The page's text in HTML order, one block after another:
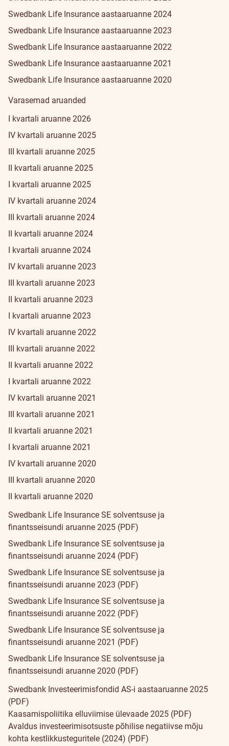
Swedbank Life Insurance aastaaruanne 2024
Swedbank Life Insurance aastaaruanne 2023
Swedbank Life Insurance aastaaruanne 2022
Swedbank Life Insurance aastaaruanne 2021
Swedbank Life Insurance aastaaruanne 2020
Varasemad aruanded
I kvartali aruanne 2026
IV kvartali aruanne 2025
III kvartali aruanne 2025
II kvartali aruanne 2025
I kvartali aruanne 2025
IV kvartali aruanne 2024
III kvartali aruanne 2024
II kvartali aruanne 2024
I kvartali aruanne 2024
IV kvartali aruanne 2023
III kvartali aruanne 2023
II kvartali aruanne 2023
I kvartali aruanne 2023
IV kvartali aruanne 2022
III kvartali aruanne 2022
II kvartali aruanne 2022
I kvartali aruanne 2022
IV kvartali aruanne 2021
III kvartali aruanne 2021
II kvartali aruanne 2021
I kvartali aruanne 2021
IV kvartali aruanne 2020
III kvartali aruanne 2020
II kvartali aruanne 2020
Swedbank Life Insurance SE solventsuse ja
finantsseisundi aruanne 2025 (PDF)
Swedbank Life Insurance SE solventsuse ja
finantsseisundi aruanne 2024 (PDF)
Swedbank Life Insurance SE solventsuse ja
finantsseisundi aruanne 2023 (PDF)
Swedbank Life Insurance SE solventsuse ja
finantsseisundi aruanne 2022 (PDF)
Swedbank Life Insurance SE solventsuse ja
finantsseisundi aruanne 2021 (PDF)
Swedbank Life Insurance SE solventsuse ja
finantsseisundi aruanne 2020 (PDF)
Swedbank Investeerimisfondid AS-i aastaaruanne 2025
(PDF)
Kaasamispoliitika elluviimise ülevaade 2025 (PDF)
Avaldus investeerimisotsuste põhilise negatiivse mõju
kohta kestlikkusteguritele (2024) (PDF)